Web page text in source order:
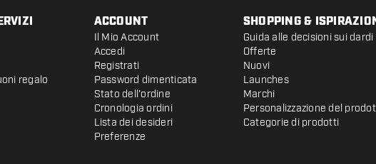
regalo
ACCOUNT
Il Mio Account
Accedi
Registrati
Password dimenticata
Stato dell'ordine
Cronologia ordini
Lista dei desideri
Preferenze
SHOPPING &
Guida alle decisioni sui dardi
Offerte
Nuovi
Launches
Marchi
Personalizzazione del
Categorie di prodotti